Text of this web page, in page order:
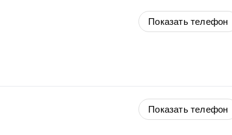
Показать телефон
Показать телефон